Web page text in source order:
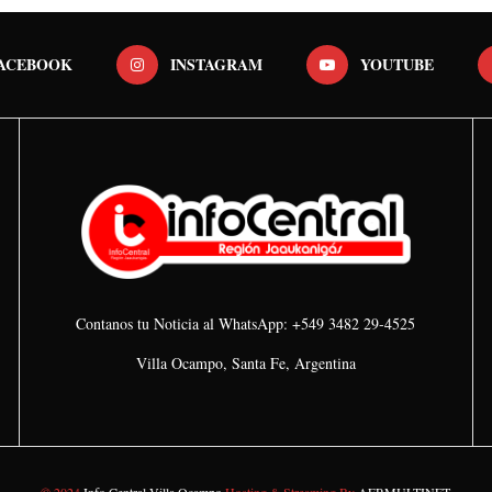
INSTAGRAM YOUTUBE
Contanos tu Noticia al WhatsApp: +549 3482 29-4525
Villa Ocampo, Santa Fe, Argentina